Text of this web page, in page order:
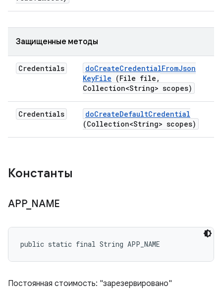
Защищенные методы
Credentials doCreateCredentialFromJson
KeyFile (File file ,
Collection<String> scopes)
Credentials doCreateDefaultCredential
(Collection<String> scopes)
Константы
APP_ NAME
public static final String APP_NAME
Постоянная стоимость: "зарезервировано"